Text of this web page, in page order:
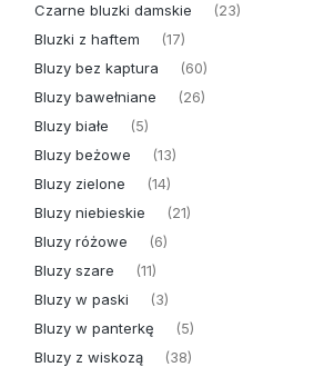
Czarne bluzki damskie (23)
Bluzki z haftem (17)
Bluzy bez kaptura (60)
Bluzy bawełniane (26)
Bluzy białe (5)
Bluzy beżowe (13)
Bluzy zielone (14)
Bluzy niebieskie (21)
Bluzy różowe (6)
Bluzy szare (11)
Bluzy w paski (3)
Bluzy w panterkę (5)
Bluzy z wiskozą (38)